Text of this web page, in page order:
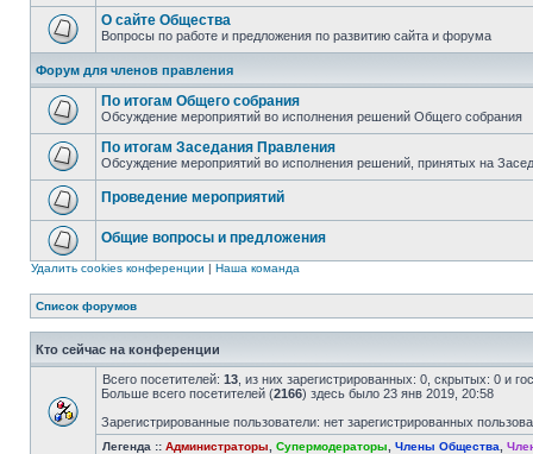
О сайте Общества
Вопросы по работе и предложения по развитию сайта и форума
Форум для членов правления
По итогам Общего собрания
Обсуждение мероприятий во исполнения решений Общего собрания
По итогам Заседания Правления
Обсуждение мероприятий во исполнения решений, принятых на
Проведение мероприятий
Общие вопросы и предложения
Удалить cookies конференции | Наша команда
Список форумов
Кто сейчас на конференции
Всего посетителей: 13 , из них зарегистрированных: 0, скрытых: 0 и
Больше всего посетителей (2166) здесь было 23 янв 2019, 20:58
Зарегистрированные пользователи: нет зарегистрированных
Легенда :: Администраторы Супермодераторы Члены Общества